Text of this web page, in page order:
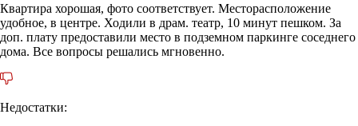
Квартира хорошая, фото соответствует. Месторасположение
удобное, в центре. Ходили в драм. театр, 10 минут пешком. За
доп. плату предоставили место в подземном паркинге соседнего
дома. Все вопросы решались мгновенно.
Недостатки: